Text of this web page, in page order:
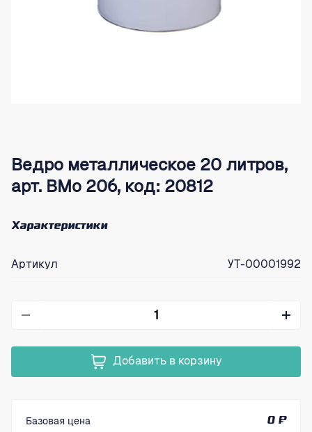
Ведро металлическое 20 литров,
арт. ВМо 20б, код: 20812
Характеристики
Артикул УТ-00001992
Добавить в корзину
Базовая цена
0 ₽